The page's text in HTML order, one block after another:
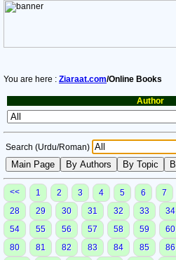
You are here : Ziaraat.com/Online Books
Author
Search (Urdu/Roman)
<< 1 2 3 4 5 6 7
28
29 30 31 32 33 34
54
55 56 57 58 59 60
80
81 82 83 84 85 86